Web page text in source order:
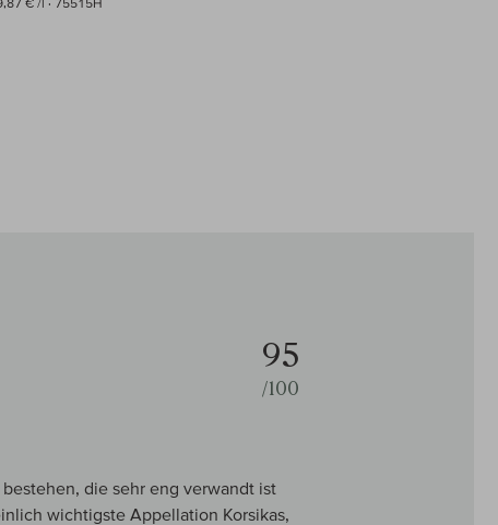
€ /l · 75515H
95
/100
die sehr eng verwandt ist
wichtigste Appellation Korsikas,